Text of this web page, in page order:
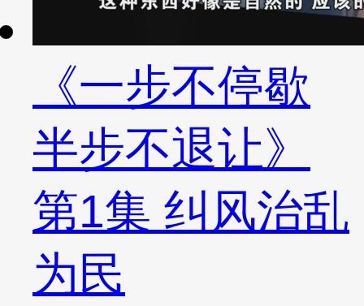
《一步不停歇
半步不退让》
第1集 纠风治乱
为民